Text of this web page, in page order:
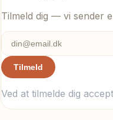
Tilmeld dig — vi sender
Tilmeld
Ved at tilmelde dig